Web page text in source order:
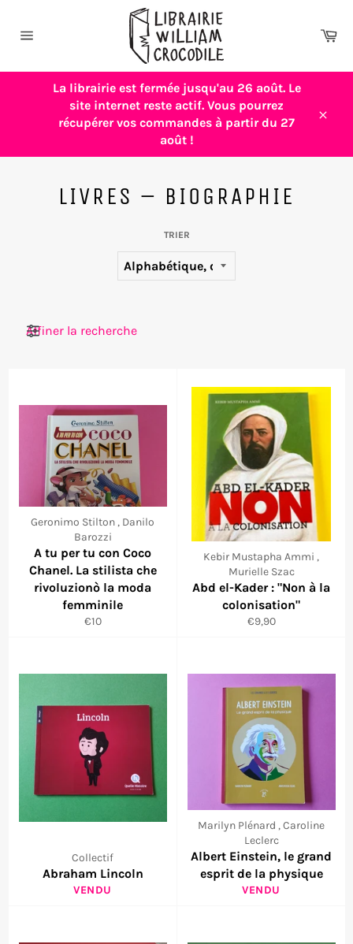
contenu
La librairie est fermée jusqu'au 26 août. Le
site internet reste actif. Vous pourrez
récupérer vos commandes à partir du 27
août !
LIVRES – BIOGRAPHIE
TRIER
Filtres
Geronimo Stilton , Danilo
Barozzi
A tu per tu con Coco
Chanel. La stilista che
rivoluzionò la moda
femminile
Prix
€10
Kebir Mustapha Ammi ,
Murielle Szac
Abd el-Kader : "Non à la
colonisation"
Prix
€9,90
Collectif
Abraham Lincoln
VENDU
Marilyn Plénard , Caroline
Leclerc
Albert Einstein, le grand
esprit de la physique
VENDU